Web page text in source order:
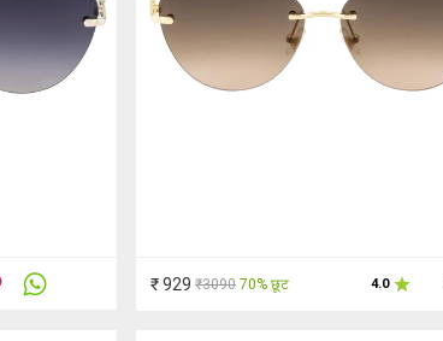
₹ 929 ₹3090 70% छूट 4.0